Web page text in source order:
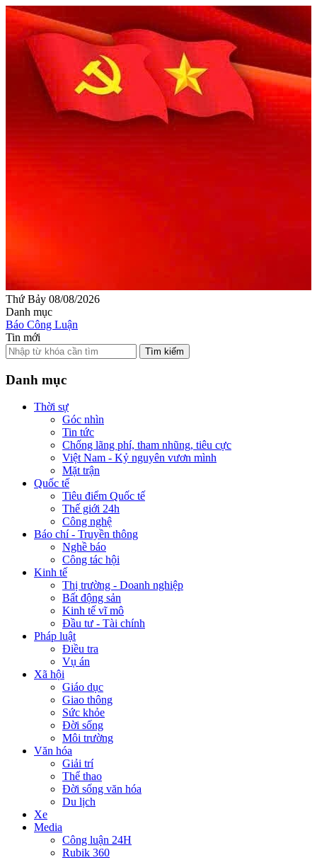
Thứ Bảy 08/08/2026
Danh mục
Báo Công Luận
Tin mới
Tìm kiếm
Danh mục
Thời sự
Góc nhìn
Tin tức
Chống lãng phí, tham nhũng, tiêu cực
Việt Nam - Kỷ nguyên vươn mình
Mặt trận
Quốc tế
Tiêu điểm Quốc tế
Thế giới 24h
Công nghệ
Báo chí - Truyền thông
Nghề báo
Công tác hội
Kinh tế
Thị trường - Doanh nghiệp
Bất động sản
Kinh tế vĩ mô
Đầu tư - Tài chính
Pháp luật
Điều tra
Vụ án
Xã hội
Giáo dục
Giao thông
Sức khỏe
Đời sống
Môi trường
Văn hóa
Giải trí
Thể thao
Đời sống văn hóa
Du lịch
Xe
Media
Công luận 24H
Rubik 360